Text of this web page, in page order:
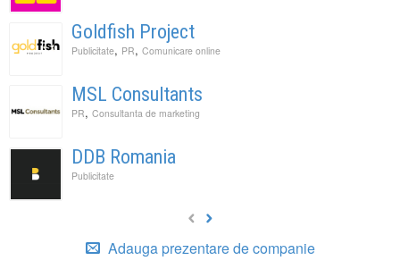
Goldfish Project
Publicitate, PR, Comunicare online
MSL Consultants
PR, Consultanta de marketing
DDB Romania
Publicitate
Adauga prezentare de companie